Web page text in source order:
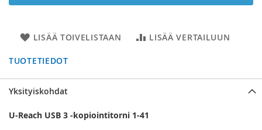
LISÄÄ TOIVELISTAAN LISÄÄ VERTAILUUN
TUOTETIEDOT
Yksityiskohdat
U-Reach USB 3 -kopiointitorni 1-41